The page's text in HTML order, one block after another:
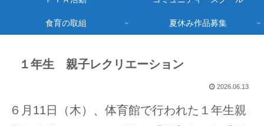
食育の取組 夏休み作品募集
１年生 親子レクリエーション
2026.06.13
６月11日（木）、体育館で行われた １年生親